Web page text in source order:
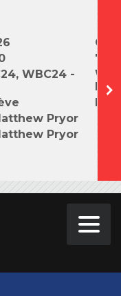
WBC24 -
Pryor
Pryor
Oct